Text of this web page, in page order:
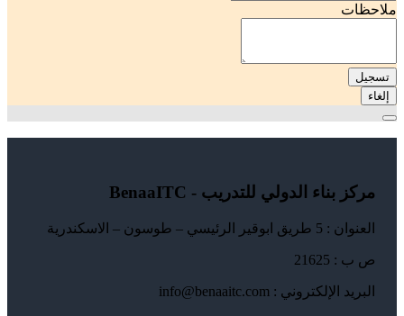
ملاحظات
تسجيل
إلغاء
مركز بناء الدولي للتدريب - BenaaITC
العنوان : 5 طريق ابوقير الرئيسي – طوسون – الاسكندرية
ص ب : 21625
البريد الإلكتروني : info@benaaitc.com